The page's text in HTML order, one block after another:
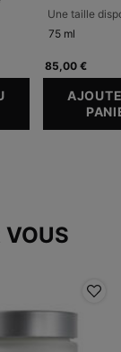
Une taille
75 ml
85,00 €
VOUS